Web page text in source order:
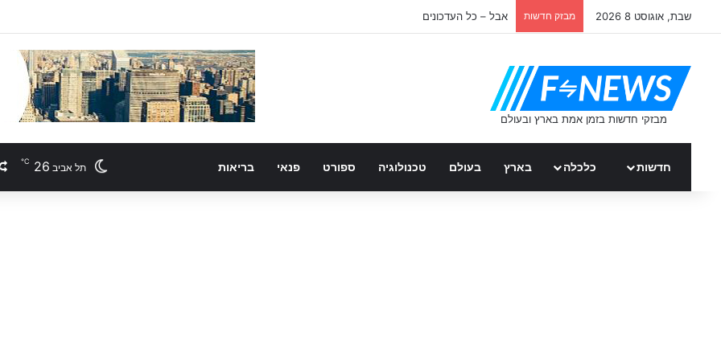
שבת, אוגוסט 8 2026 מבזק חדשות אבל – כל העדכונים
חדשות כלכלה בארץ בעולם טכנולוגיה ספורט פנאי בריאות תל אביב 26
℃